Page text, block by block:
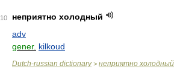
10
неприятно холодный
adv
gener. kilkoud
Dutch-russian dictionary> неприятно холодный